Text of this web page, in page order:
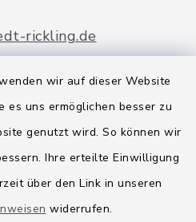
wir auf dieser Website
es uns ermöglichen besser zu
genutzt wird. So können wir
Ihre erteilte Einwilligung
über den Link in unseren
widerrufen.
rickling.de